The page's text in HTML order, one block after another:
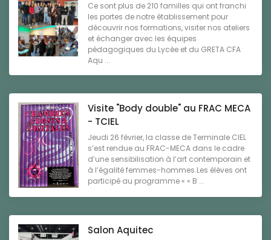
Ce sont plus de 210 familles qui ont franchi
les portes de notre établissement pour
découvrir nos formations, visiter nos ateliers
et échanger avec les équipes
pédagogiques du Lycée et du GRETA CFA
Aqu ...
Visite "Body double" au FRAC MECA
- TCIEL
Jeudi 26 février, la classe de Terminale CIEL
s’est rendue au FRAC-MECA dans le cadre
d’une sensibilisation à l’art contemporain et
à l’égalité femmes-hommes.Les élèves ont
participé au programme « « B ...
Salon Aquitec